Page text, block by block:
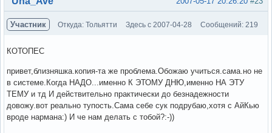
Участник Откуда: Тольятти Здесь с 2007-04-28 Сообщений: 219
КОТОПЕС
привет,близняшка.копия-та же проблема.Обожаю учиться.сама.но не
в системе.Когда НАДО...именно К ЭТОМУ ДНЮ,именно НА ЭТУ
ТЕМУ и тд И действительно практически до безнадежности
довожу.вот реально тупость.Сама себе сук подрубаю,хотя с АйКью
вроде нармана:) И че нам делать с тобой?:-))